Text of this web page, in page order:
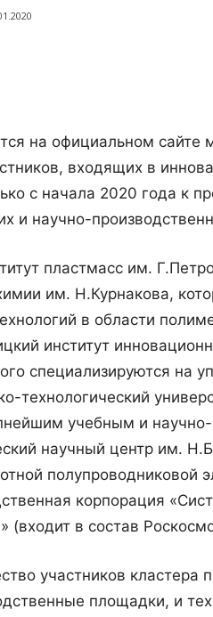
на официальном сайте
входящих в
с начала 2020 года к
и научно-
пластмасс им.
им. Н.Курнакова,
в области
институт
специализируются на
технологический
учебным и научно-
научный центр им.
полупроводниковой
корпорация
(входит в состав
участников
площадки, и